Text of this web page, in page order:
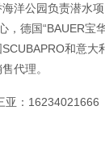
洋公园负责潜水
，德国“BAUER宝
和意大
代理。
亚：16234021666